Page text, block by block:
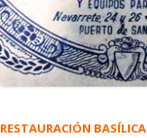
RESTAURACIÓN BASÍLICA